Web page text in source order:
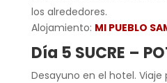
los alrededores.
Alojamiento: MI PUEBLO
Día 5 SUCRE –
Desayuno en el hotel.